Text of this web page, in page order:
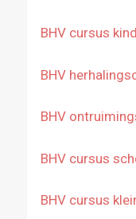
BHV cursus kind
BHV
BHV
BHV cursus
BHV cursus